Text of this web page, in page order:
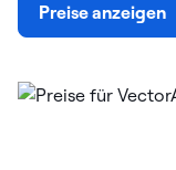
Preise anzeigen